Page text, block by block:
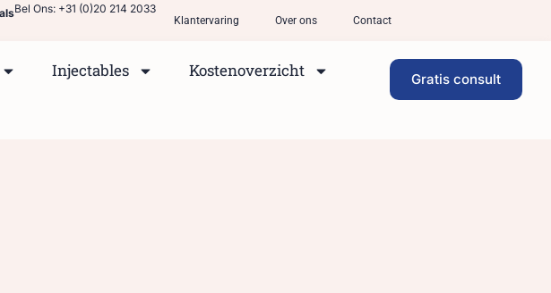
Bel Ons: +31 (0)20 214 2033
Klantervaring Over ons Contact
Injectables Kostenoverzicht Gratis consult